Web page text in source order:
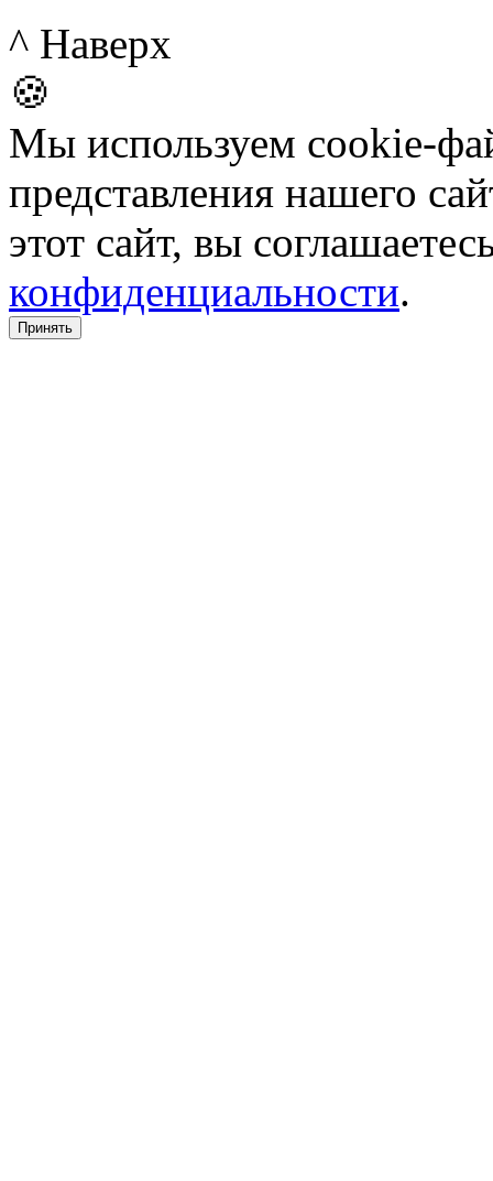
^ Наверх
🍪
Мы используем cookie-
представления нашего
этот сайт, вы
конфиденциальности.
Принять